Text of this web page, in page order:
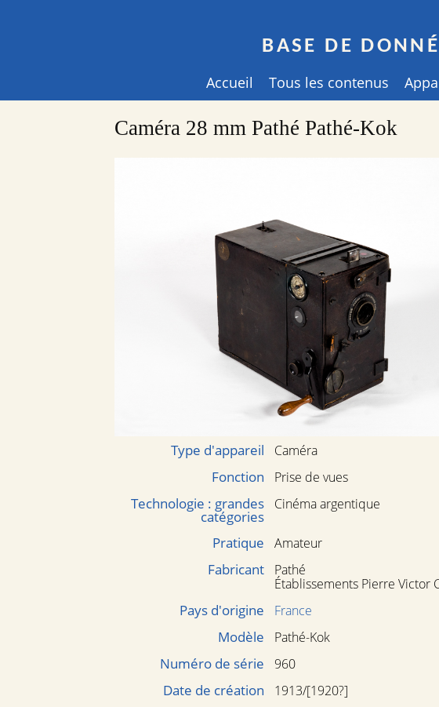
BASE DE
Accueil Tous les contenus
Caméra 28 mm Pathé Pathé-Kok
Type d'appareil Caméra
Fonction Prise de vues
Technologie : grandes
catégories
Cinéma argentique
Pratique Amateur
Fabricant
Pathé
Établissements Pierre Victor
Pays d'origine France
Modèle Pathé-Kok
Numéro de série 960
Date de création 1913/[1920?]